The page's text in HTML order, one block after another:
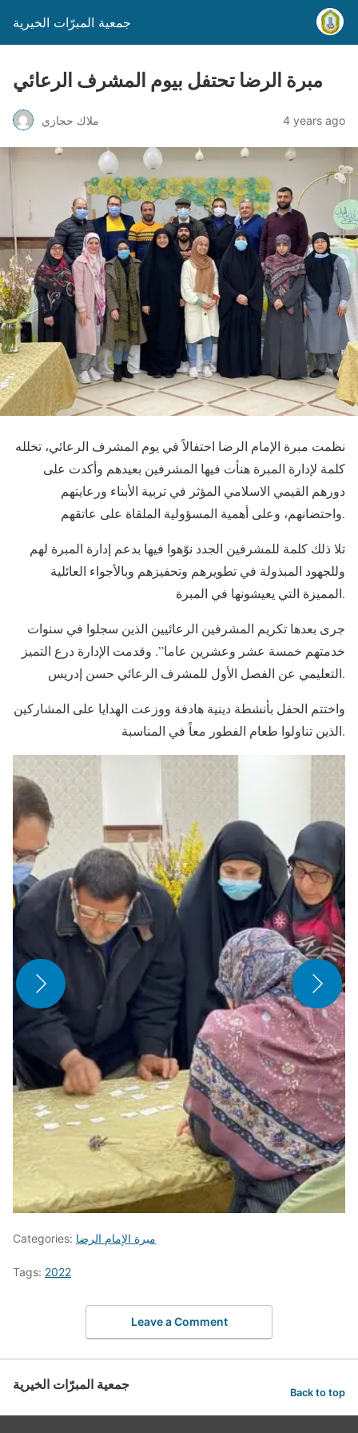
جمعية المبرّات الخيرية
مبرة الرضا تحتفل بيوم المشرف الرعائي
ملاك حجازي 4 years ago
نظمت مبرة الإمام الرضا احتفالاً في يوم المشرف الرعائي، تخلله
كلمة لإدارة المبرة هنأت فيها المشرفين بعيدهم وأكدت على
دورهم القيمي الاسلامي المؤثر في تربية الأبناء ورعايتهم
واحتضانهم، وعلى أهمية المسؤولية الملقاة على عاتقهم.
وللجهود المبذولة في تطويرهم وتحفيزهم وبالأجواء العائلية
المميزة التي يعيشونها في المبرة.
جرى بعدها تكريم المشرفين الرعائيين الذين سجلوا في سنوات
خدمتهم خمسة عشر وعشرين عاما”. وقدمت الإدارة درع التميز
التعليمي عن الفصل الأول للمشرف الرعائي حسن إدريس.
واختتم الحفل بأنشطة دينية هادفة ووزعت الهدايا على المشاركين
الذين تناولوا طعام الفطور معاً في المناسبة.
Categories: مبرة الإمام الرضا
Tags: 2022
Leave a Comment
جمعية المبرّات الخيرية Back to top